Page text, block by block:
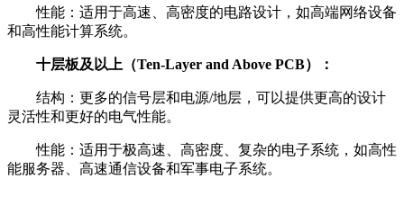
性能：适用于高速、高密度的电路设计，如高端网络设备
和高性能计算系统。
十层板及以上（Ten-Layer and Above PCB）：
结构：更多的信号层和电源/地层，可以提供更高的设计
灵活性和更好的电气性能。
性能：适用于极高速、高密度、复杂的电子系统，如高性
能服务器、高速通信设备和军事电子系统。